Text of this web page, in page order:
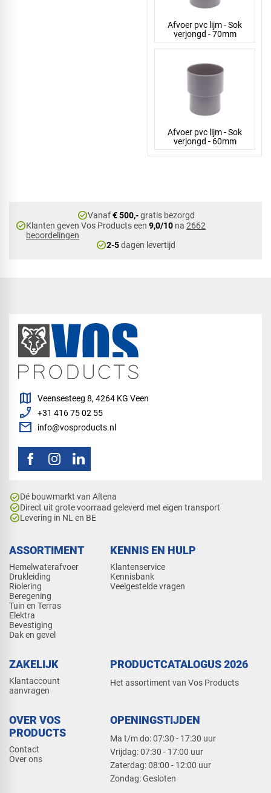
Afvoer pvc lijm - Sok
verjongd - 70mm
Afvoer pvc lijm - Sok
verjongd - 60mm
check_circleVanaf€ 500,-gratis bezorgd
check_circleKlanten geven Vos Products een9,0/10 na2662
beoordelingen
check_circle2-5dagen levertijd
ASSORTIMENT
Hemelwaterafvoer
Drukleiding
Riolering
Beregening
Tuin en Terras
Elektra
Bevestiging
Dak en gevel
KENNIS EN HULP
Klantenservice
Kennisbank
Veelgestelde vragen
ZAKELIJK
Klantaccount
aanvragen
PRODUCTCATALOGUS 2026
Het assortiment van Vos Products
OVER VOS
PRODUCTS
Contact
Over ons
OPENINGSTIJDEN
Ma t/m do: 07:30 - 17:30 uur
​Vrijdag: 07:30 - 17:00 uur
​Zaterdag: 08:00 - 12:00 uur
​Zondag: Gesloten
map Veensesteeg 8, 4264 KG Veen
phone_enabled +31 416 75 02 55
mail info@vosproducts.nl
check_circleDé bouwmarkt van Altena
check_circleDirect uit grote voorraad geleverd met eigen transport
check_circleLevering in NL en BE